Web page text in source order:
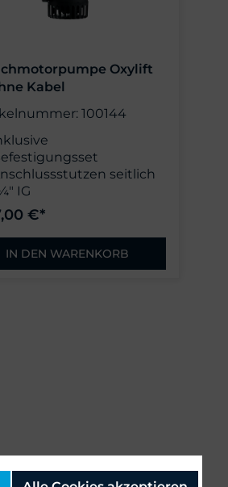
Oxylift
Kabel
100144
seitlich
IG
Anschlusskabel
€*
IN DEN WARENKORB